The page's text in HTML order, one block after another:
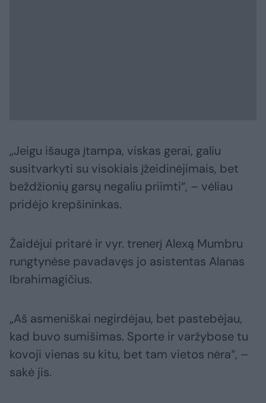
„Jeigu išauga įtampa, viskas gerai, galiu
susitvarkyti su visokiais įžeidinėjimais, bet
beždžionių garsų negaliu priimti“, – vėliau
pridėjo krepšininkas.
Žaidėjui pritarė ir vyr. trenerį Alexą Mumbru
rungtynėse pavadavęs jo asistentas Alanas
Ibrahimagičius.
„Aš asmeniškai negirdėjau, bet pastebėjau,
kad buvo sumišimas. Sporte ir varžybose tu
kovoji vienas su kitu, bet tam vietos nėra“, –
sakė jis.